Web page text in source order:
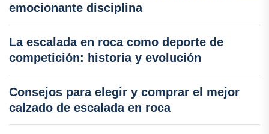
emocionante disciplina
La escalada en roca como deporte de
competición: historia y evolución
Consejos para elegir y comprar el mejor
calzado de escalada en roca